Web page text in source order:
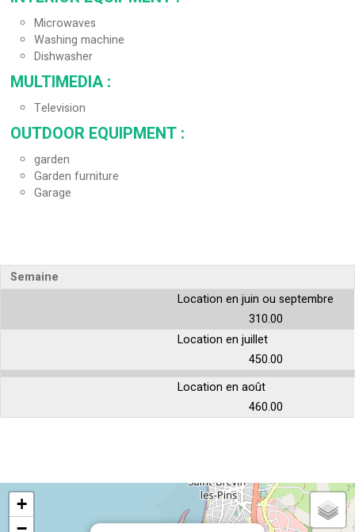
Microwaves
Washing machine
Dishwasher
MULTIMEDIA :
Television
OUTDOOR EQUIPMENT :
garden
Garden furniture
Garage
Semaine
Location en juin ou septembre
310.00
Location en juillet
450.00
Location en août
460.00
+